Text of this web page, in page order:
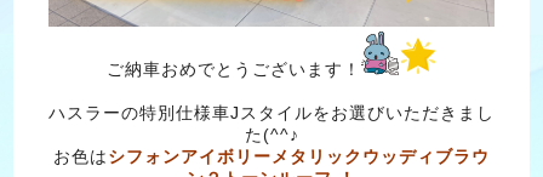
ご納車おめでとうございます！
ハスラーの特別仕様車Jスタイルをお選びいただきまし
た(^^♪
お色はシフォンアイボリーメタリックウッディブラウ